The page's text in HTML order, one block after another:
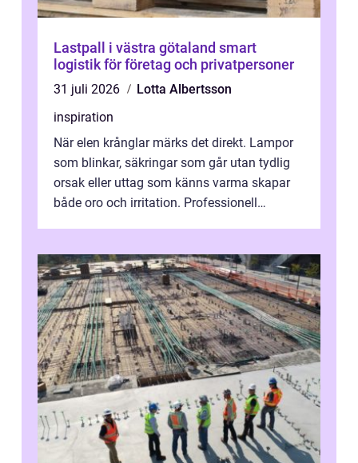
Lastpall i västra götaland smart
logistik för företag och privatpersoner
31 juli 2026
Lotta Albertsson
inspiration
När elen krånglar märks det direkt. Lampor
som blinkar, säkringar som går utan tydlig
orsak eller uttag som känns varma skapar
både oro och irritation. Professionell